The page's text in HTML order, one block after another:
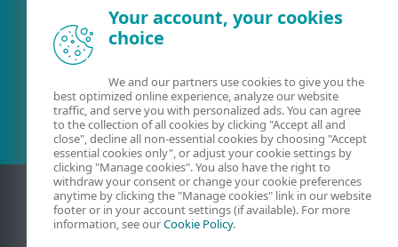
既存の顧客？
Your account, your cookies
choice
We and our partners use cookies to give you the
best optimized online experience, analyze our website
traffic, and serve you with personalized ads. You can agree
to the collection of all cookies by clicking "Accept all and
close", decline all non-essential cookies by choosing "Accept
essential cookies only", or adjust your cookie settings by
clicking "Manage cookies". You also have the right to
withdraw your consent or change your cookie preferences
anytime by clicking the "Manage cookies" link in our website
footer or in your account settings (if available). For more
information, see ourCookie Policy.